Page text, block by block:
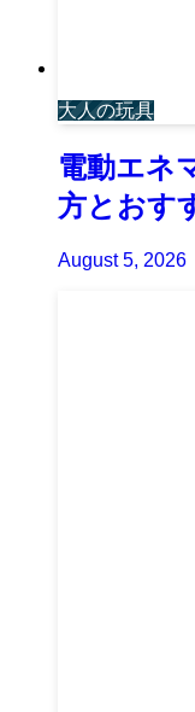
大人の玩具
電動エネ
方とおす
August 5, 2026